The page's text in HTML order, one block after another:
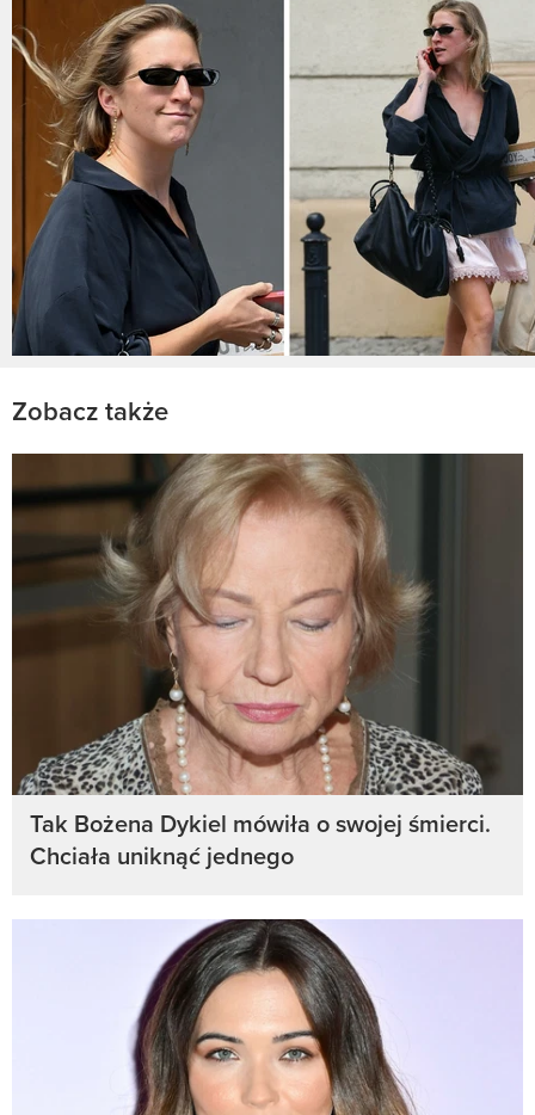
Zobacz także
Tak Bożena Dykiel mówiła o swojej śmierci.
Chciała uniknąć jednego